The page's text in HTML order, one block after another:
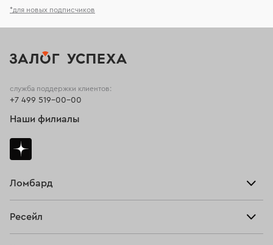
*для новых подписчиков
Ломбард
Ресейл
служба поддержки клиентов:
+7 499 519-00-00
Наши филиалы